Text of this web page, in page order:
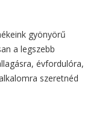
gyönyörű
a legszebb
évfordulóra,
szeretnéd